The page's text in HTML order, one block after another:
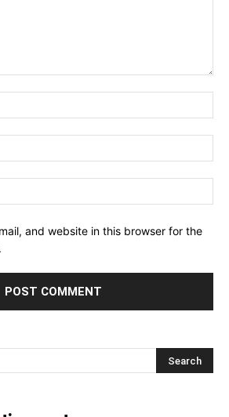
and website in this browser for the